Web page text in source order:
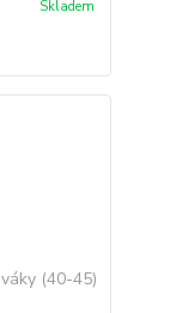
Skladem